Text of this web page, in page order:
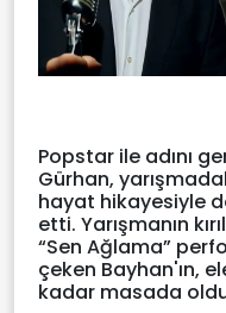
Popstar ile adını
Gürhan,
hayat hikayesiyle
etti. Yarışmanın
“Sen Ağlama”
çeken Bayhan'ın,
kadar masada